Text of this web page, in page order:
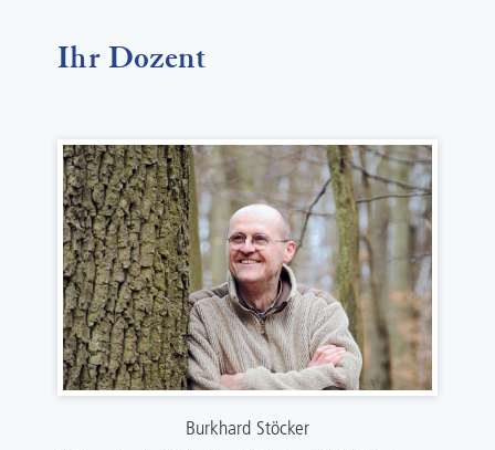
Ihr Dozent
Burkhard Stöcker